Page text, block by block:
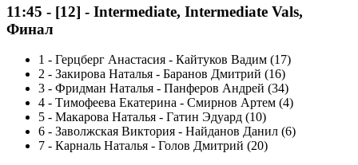
11:45 - [12] - Intermediate, Intermediate Vals,
Финал
1 - Герцберг Анастасия - Кайтуков Вадим (17)
2 - Закирова Наталья - Баранов Дмитрий (16)
3 - Фридман Наталья - Панферов Андрей (34)
4 - Тимофеева Екатерина - Смирнов Артем (4)
5 - Макарова Наталья - Гатин Эдуард (10)
6 - Заволжская Виктория - Найданов Данил (6)
7 - Карналь Наталья - Голов Дмитрий (20)